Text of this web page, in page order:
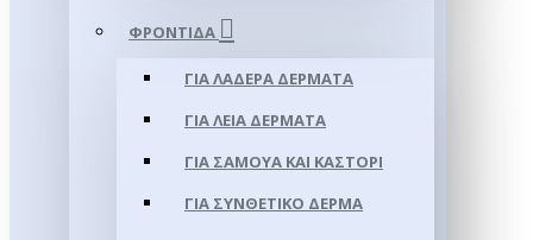
ΦΡΟΝΤΊΔΑ
ΓΙΑ ΛΑΔΕΡΆ ΔΈΡΜΑΤΑ
ΓΙΑ ΛΕΊΑ ΔΈΡΜΑΤΑ
ΓΙΑ ΣΑΜΟΥΑ ΚΑΙ ΚΑΣΤΌΡΙ
ΓΙΑ ΣΥΝΘΕΤΙΚΌ ΔΈΡΜΑ